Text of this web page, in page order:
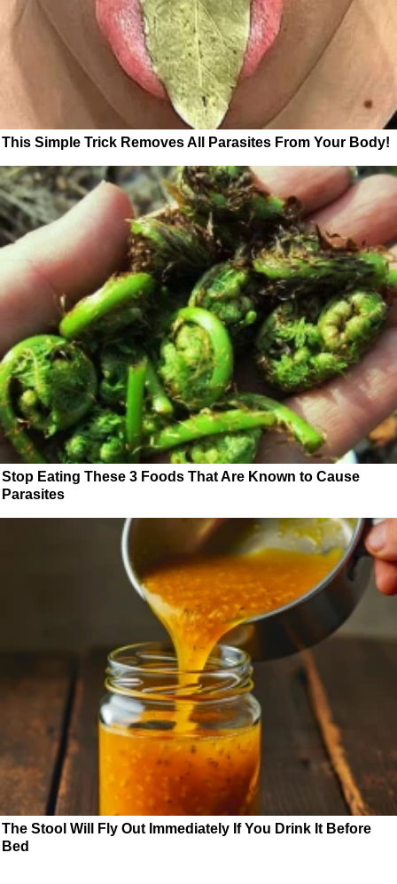
This Simple Trick Removes All Parasites From Your Body!
Stop Eating These 3 Foods That Are Known to Cause
Parasites
The Stool Will Fly Out Immediately If You Drink It Before
Bed